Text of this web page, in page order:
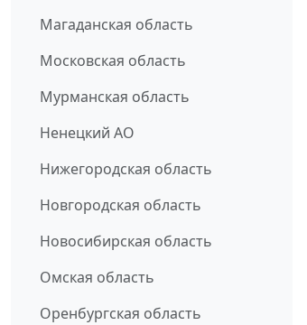
Магаданская область
Московская область
Мурманская область
Ненецкий АО
Нижегородская область
Новгородская область
Новосибирская область
Омская область
Оренбургская область